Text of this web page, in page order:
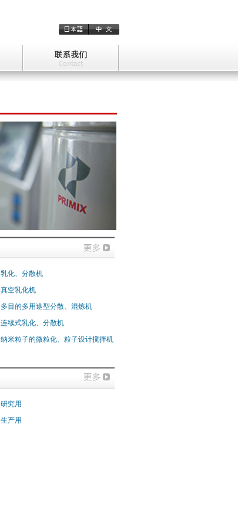
乳化、分散机
真空乳化机
多目的多用途型分散、混炼机
连续式乳化、分散机
纳米粒子的微粒化、粒子设计搅拌机
研究用
生产用